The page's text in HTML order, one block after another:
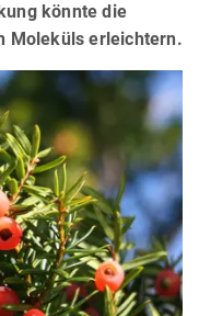
könnte die
Moleküls erleichtern.